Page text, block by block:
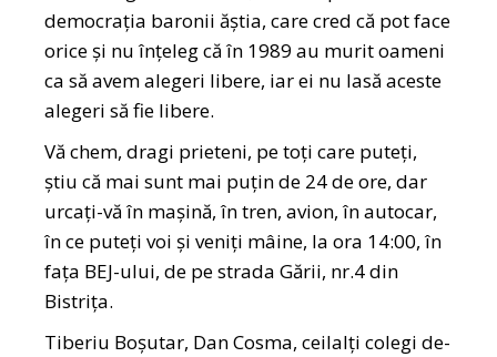
democrația baronii ăștia, care cred că pot face
orice și nu înțeleg că în 1989 au murit oameni
ca să avem alegeri libere, iar ei nu lasă aceste
alegeri să fie libere.
Vă chem, dragi prieteni, pe toți care puteți,
știu că mai sunt mai puțin de 24 de ore, dar
urcați-vă în mașină, în tren, avion, în autocar,
în ce puteți voi și veniți mâine, la ora 14:00, în
fața BEJ-ului, de pe strada Gării, nr.4 din
Bistrița.
Tiberiu Boșutar, Dan Cosma, ceilalți colegi de-